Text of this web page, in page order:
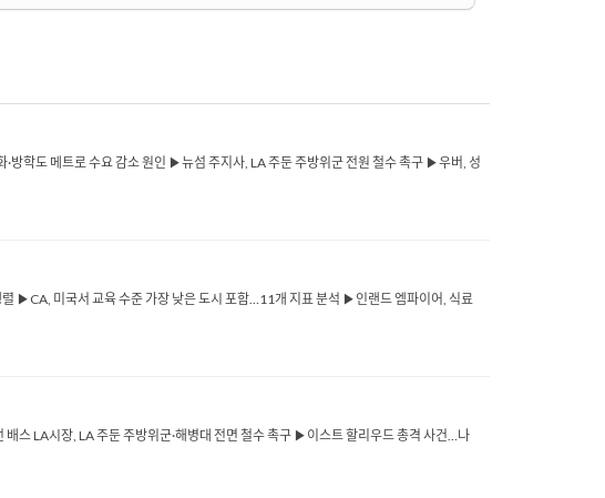
학도 메트로 수요 감소 원인 ▶뉴섬 주지사, LA 주둔 주방위군 전원 철수 촉구 ▶우버, 성
▶CA, 미국서 교육 수준 가장 낮은 도시 포함…11개 지표 분석 ▶인랜드 엠파이어, 식료
LA시장, LA 주둔 주방위군·해병대 전면 철수 촉구 ▶이스트 할리우드 총격 사건…나